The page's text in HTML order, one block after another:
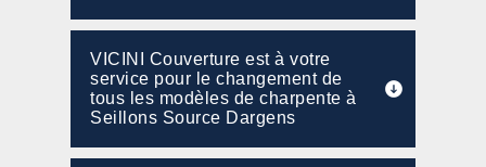
VICINI Couverture est à votre
service pour le changement de
tous les modèles de charpente à
Seillons Source Dargens